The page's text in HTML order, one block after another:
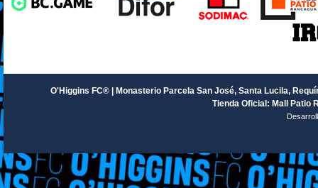
O'Higgins FC® | Monasterio Parcela San José, Santa Lucila,
Tienda Oficial: Mall Patio